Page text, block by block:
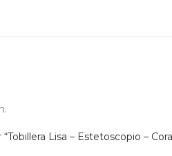
Lisa – Estetoscopio –